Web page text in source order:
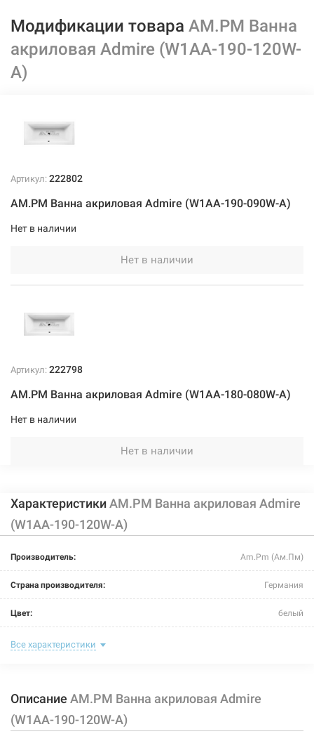
Модификации товара AM.PM Ванна
акриловая Admire (W1AA-190-120W-
A)
Артикул: 222802
AM.PM Ванна акриловая Admire (W1AA-190-090W-A)
Нет в наличии
Нет в наличии
Артикул: 222798
AM.PM Ванна акриловая Admire (W1AA-180-080W-A)
Нет в наличии
Нет в наличии
ХарактеристикиAM.PM Ванна акриловая Admire
(W1AA-190-120W-A)
Производитель: Am.Pm (Ам.Пм)
Страна производителя: Германия
Цвет: белый
Комплектация:
Объем:
Размер:
Все характеристики
Описание AM.PM Ванна акриловая Admire
(W1AA-190-120W-A)